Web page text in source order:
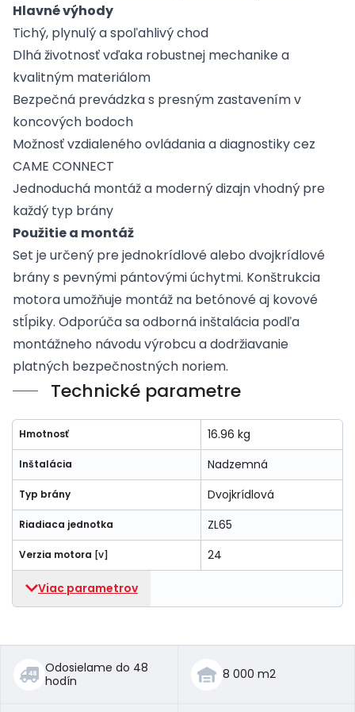
Hlavné výhody
Tichý, plynulý a spoľahlivý chod
Dlhá životnosť vďaka robustnej mechanike a
kvalitným materiálom
Bezpečná prevádzka s presným zastavením v
koncových bodoch
Možnosť vzdialeného ovládania a diagnostiky cez
CAME CONNECT
Jednoduchá montáž a moderný dizajn vhodný pre
každý typ brány
Použitie a montáž
Set je určený pre jednokrídlové alebo dvojkrídlové
brány s pevnými pántovými úchytmi. Konštrukcia
motora umožňuje montáž na betónové aj kovové
stĺpiky. Odporúča sa odborná inštalácia podľa
montážneho návodu výrobcu a dodržiavanie
platných bezpečnostných noriem.
Technické parametre
Hmotnosť 16.96 kg
Inštalácia Nadzemná
Typ brány Dvojkrídlová
Riadiaca jednotka ZL65
Verzia motora [V] 24
Viac parametrov
Odosielame do 48
hodín
8 000 m2